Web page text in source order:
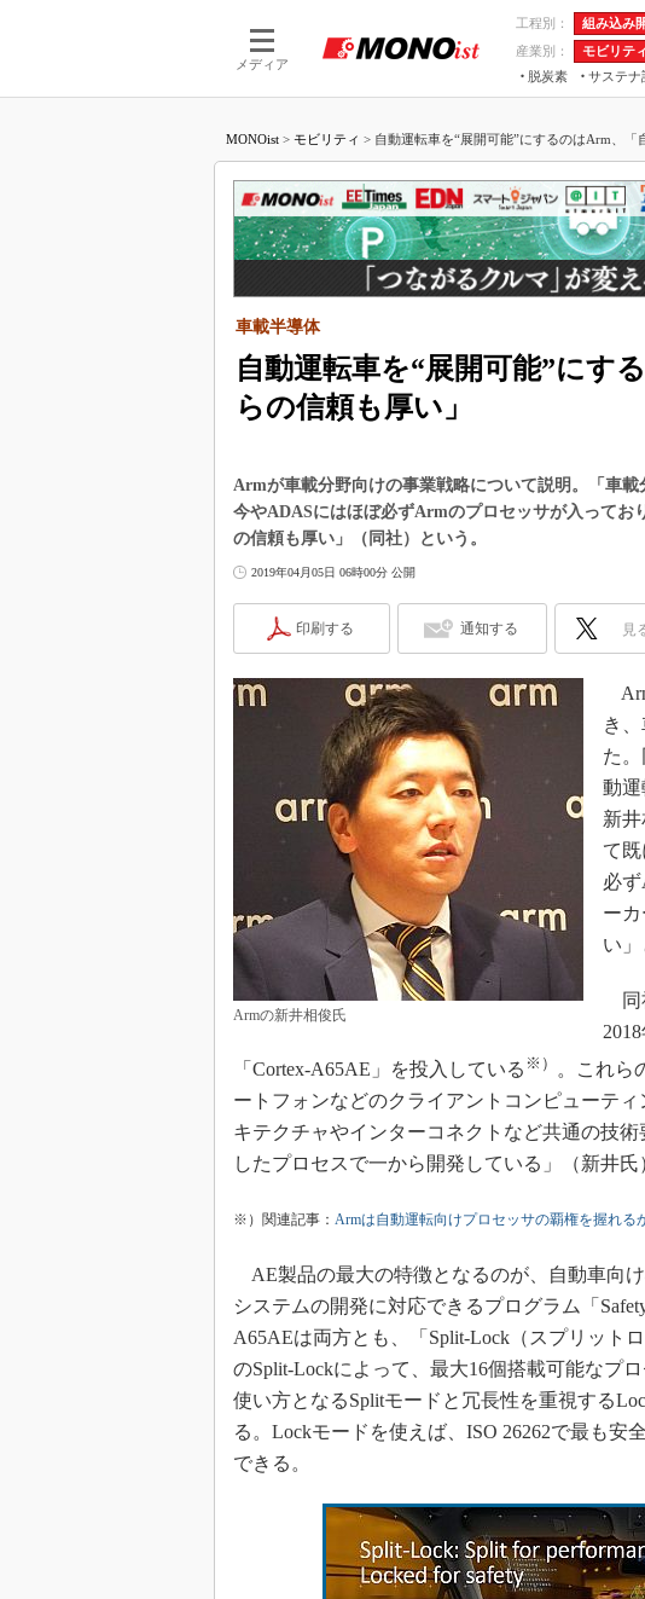
メディア
工程別： 組み込み
産業別：
モビリテ
脱炭素
サステナ
つながる工場
つながるサービス
AI×設備保全
Physical AI
MONOist > モビリティ > 自動運転車を“展開可能”にするのはArm、「
自動運転車を“展開可能”にす
らの信頼も厚い」
車載半導体
Armが車載分野向けの事業戦略について説明。「車載
今やADASにはほぼ必ずArmのプロセッサが入ってお
の信頼も厚い」（同社）という。
2019年04月05日 06時00分 公開
印刷する 通知する 見
Armの新井相俊氏
き
た
動
新
て
必
ー
い」
同
「Cortex-A65AE」を投入している ※）
。これら
ートフォンなどのクライアントコンピューテ
キテクチャやインターコネクトなど共通の技
したプロセスで一から開発している」（新井氏
※）関連記事： Armは自動運転向けプロセッサの覇権を握れる
AE製品の最大の特徴となるのが、自動車向
システムの開発に対応できるプログラム「
A65AEは両方とも、「Split-Lock（スプリット
のSplit-Lockによって、最大16個搭載可能なプ
使い方となるSplitモードと冗長性を重視する
る。Lockモードを使えば、ISO 26262で最も
できる。